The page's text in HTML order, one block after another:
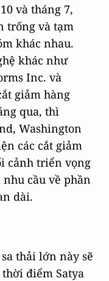
và tháng 7,
trống và tạm
khác nhau.
khác như
Inc. và
giảm hàng
qua, thì
Washington
các cắt giảm
cảnh triển vọng
cầu về phần
dài.
thải lớn này sẽ
điểm Satya